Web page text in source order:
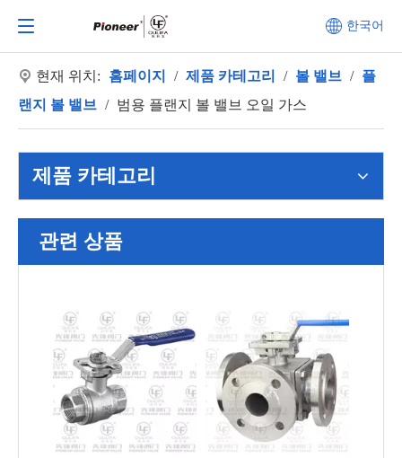
한국어
현재 위치: 홈페이지 / 제품 카테고리 / 볼 밸브 / 플
랜지 볼 밸브 / 범용 플랜지 볼 밸브 오일 가스
제품 카테고리
관련 상품